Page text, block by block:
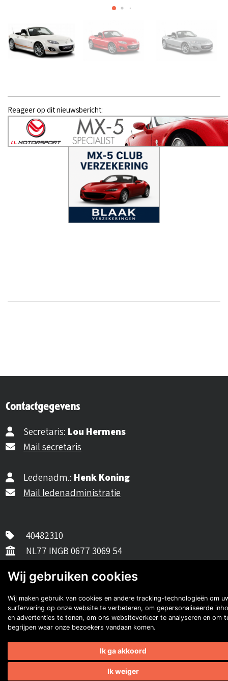
Reageer op dit nieuwsbericht:
Contactgegevens
Secretaris: Lou Hermens
Mail secretaris
Ledenadm.: Henk Koning
Mail ledenadministratie
40482310
NL77 INGB 0677 3069 54
Volg ons:
Volg ons op Facebook
Volg ons op Instagram
Volg ons op YouTube
Wij gebruiken cookies
Wij maken gebruik van cookies en andere tracking-technologieën om
surfervaring op onze website te verbeteren, om gepersonaliseerde
en advertenties te tonen, om ons websiteverkeer te analyseren en om
begrijpen waar onze bezoekers vandaan komen.
Ik ga akkoord
Ik weiger